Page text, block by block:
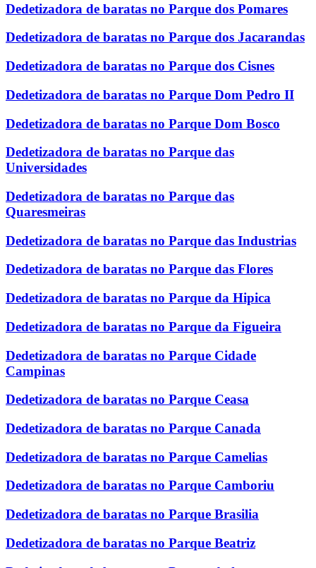
Dedetizadora de baratas no Parque dos Pomares
Dedetizadora de baratas no Parque dos Jacarandas
Dedetizadora de baratas no Parque dos Cisnes
Dedetizadora de baratas no Parque Dom Pedro II
Dedetizadora de baratas no Parque Dom Bosco
Dedetizadora de baratas no Parque das
Universidades
Dedetizadora de baratas no Parque das
Quaresmeiras
Dedetizadora de baratas no Parque das Industrias
Dedetizadora de baratas no Parque das Flores
Dedetizadora de baratas no Parque da Hipica
Dedetizadora de baratas no Parque da Figueira
Dedetizadora de baratas no Parque Cidade
Campinas
Dedetizadora de baratas no Parque Ceasa
Dedetizadora de baratas no Parque Canada
Dedetizadora de baratas no Parque Camelias
Dedetizadora de baratas no Parque Camboriu
Dedetizadora de baratas no Parque Brasilia
Dedetizadora de baratas no Parque Beatriz